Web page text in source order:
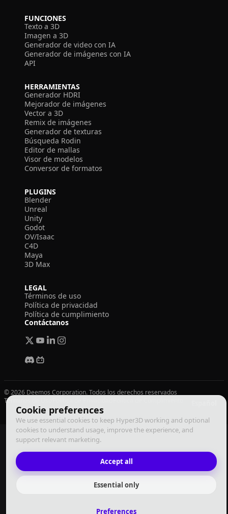
Cookie preferences
We use essential cookies to keep Hyper3D working and optional
cookies to understand usage, improve the experience, and
support relevant marketing.
Accept all
Essential only
Preferences
FUNCIONES
Texto a 3D
Imagen a 3D
Generador de video con IA
Generador de imágenes con IA
API
HERRAMIENTAS
Generador HDRI
Mejorador de imágenes
Vector a 3D
Remix de imágenes
Generador de texturas
Búsqueda Rodin
Editor de mallas
Visor de modelos
Conversor de formatos
PLUGINS
Blender
Unreal
Unity
Godot
OV/Isaac
C4D
Maya
3D Max
LEGAL
Términos de uso
Política de privacidad
Política de cumplimiento
Contáctanos
© 2026 Deemos Corporation. Todos los derechos reservados
Términos de Uso